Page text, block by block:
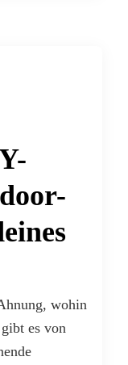
wohin
es von